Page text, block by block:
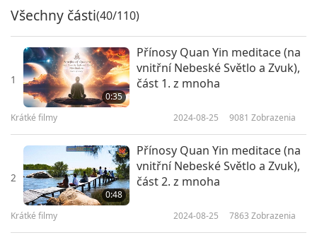
Všechny části(40/110)
1
0:35
Přínosy Quan Yin meditace (na
vnitřní Nebeské Světlo a Zvuk),
část 1. z mnoha
Krátké filmy 2024-08-25 9081 Zobrazenia
2
0:48
Přínosy Quan Yin meditace (na
vnitřní Nebeské Světlo a Zvuk),
část 2. z mnoha
Krátké filmy 2024-08-25 7863 Zobrazenia